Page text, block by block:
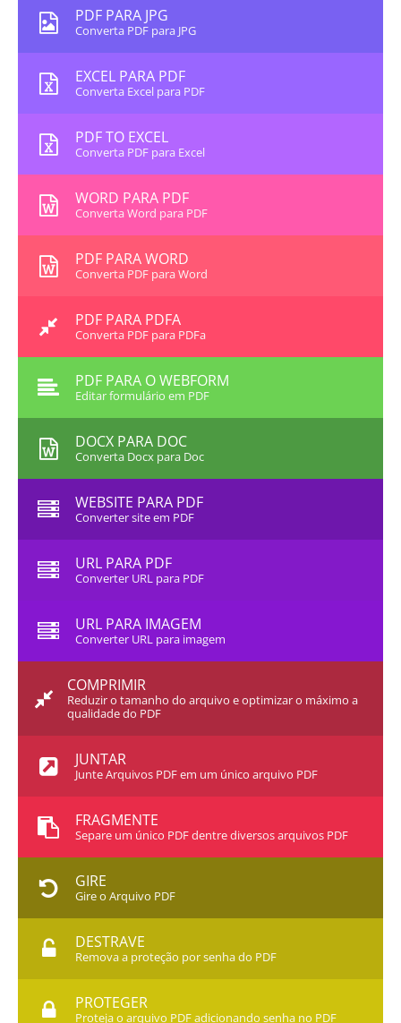
PDF PARA JPG
Converta PDF para JPG
EXCEL PARA PDF
Converta Excel para PDF
PDF TO EXCEL
Converta PDF para Excel
WORD PARA PDF
Converta Word para PDF
PDF PARA WORD
Converta PDF para Word
PDF PARA PDFA
Converta PDF para PDFa
PDF PARA O WEBFORM
Editar formulário em PDF
DOCX PARA DOC
Converta Docx para Doc
WEBSITE PARA PDF
Converter site em PDF
URL PARA PDF
Converter URL para PDF
URL PARA IMAGEM
Converter URL para imagem
COMPRIMIR
Reduzir o tamanho do arquivo e optimizar o máximo a
qualidade do PDF
JUNTAR
Junte Arquivos PDF em um único arquivo PDF
FRAGMENTE
Separe um único PDF dentre diversos arquivos PDF
GIRE
Gire o Arquivo PDF
DESTRAVE
Remova a proteção por senha do PDF
PROTEGER
Proteja o arquivo PDF adicionando senha no PDF